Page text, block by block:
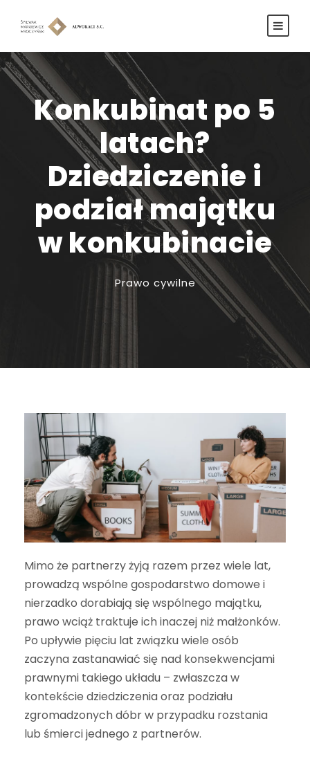
Konkubinat po 5
latach?
Dziedziczenie i
podział majątku
w konkubinacie
Prawo cywilne
Mimo że partnerzy żyją razem przez wiele lat,
prowadzą wspólne gospodarstwo domowe i
nierzadko dorabiają się wspólnego majątku,
prawo wciąż traktuje ich inaczej niż małżonków.
Po upływie pięciu lat związku wiele osób
zaczyna zastanawiać się nad konsekwencjami
prawnymi takiego układu – zwłaszcza w
kontekście dziedziczenia oraz podziału
zgromadzonych dóbr w przypadku rozstania
lub śmierci jednego z partnerów.